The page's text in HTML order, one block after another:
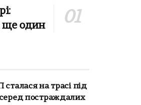
ще один
на трасі під
постраждалих